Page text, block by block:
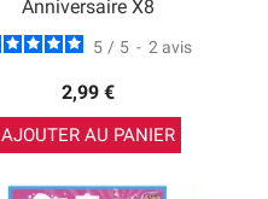
Anniversaire X8
5 / 5 - 2 avis
2,99 €
AJOUTER AU PANIER